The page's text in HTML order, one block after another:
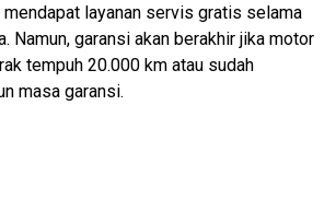
mendapat layanan servis gratis selama
Namun, garansi akan berakhir jika motor
tempuh 20.000 km atau sudah
masa garansi.